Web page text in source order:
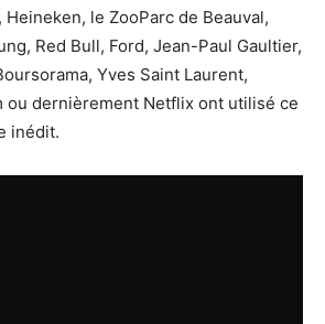
Heineken, le ZooParc de Beauval,
Red Bull, Ford, Jean-Paul Gaultier,
Yves Saint Laurent,
ou dernièrement Netflix ont utilisé ce
inédit.